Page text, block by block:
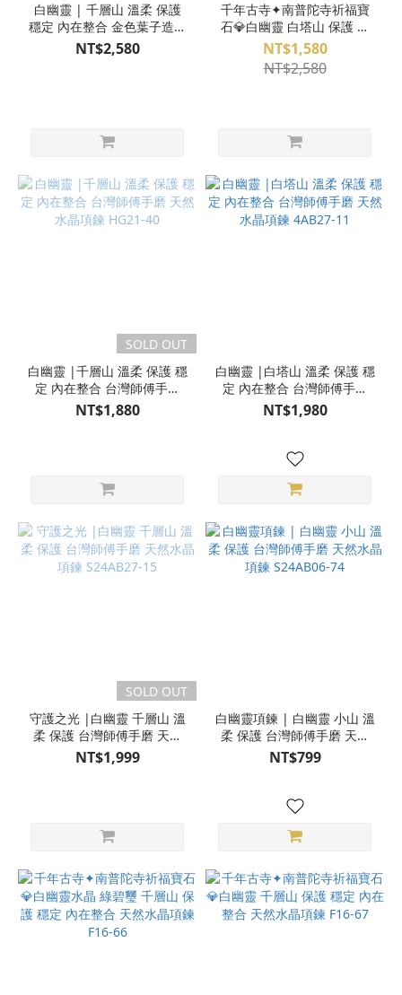
白幽靈 | 千層山 溫柔 保護
穩定 內在整合 金色葉子造型
墜頭 天然水晶項鍊 F16-61
NT$2,580
千年古寺✦南普陀寺祈福寶
石💎白幽靈 白塔山 保護 穩
定 內在整合 台灣師傅手磨
天然水晶項鍊 HG21-39
NT$1,580
NT$2,580
SOLD OUT
白幽靈 |千層山 溫柔 保護 穩
定 內在整合 台灣師傅手磨
天然水晶項鍊 HG21-40
NT$1,880
白幽靈 |白塔山 溫柔 保護 穩
定 內在整合 台灣師傅手磨
天然水晶項鍊 4AB27-11
NT$1,980
SOLD OUT
守護之光 |白幽靈 千層山 溫
柔 保護 台灣師傅手磨 天然
水晶項鍊 S24AB27-15
NT$1,999
白幽靈項鍊 | 白幽靈 小山 溫
柔 保護 台灣師傅手磨 天然
水晶項鍊 S24AB06-74
NT$799